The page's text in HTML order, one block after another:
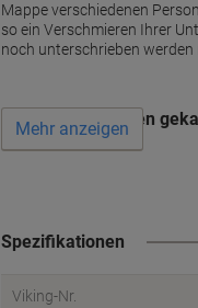
Mappe verschiedenen
so ein Verschmieren Ihrer
noch unterschrieben werden
Wird oft zusammen
Mehr anzeigen
Spezifikationen
Viking-Nr.